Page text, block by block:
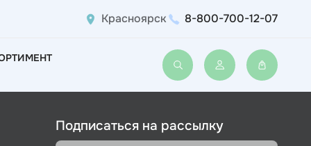
Красноярск 8-800-700-12-07
не
Войти или
Подписаться на рассылку